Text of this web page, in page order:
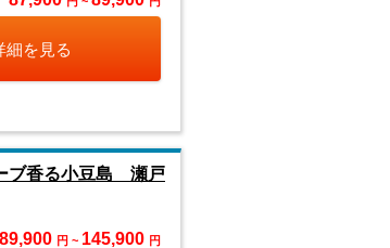
細を見る
ブ香る小豆島 瀬戸
89,900 円 ~ 145,900 円